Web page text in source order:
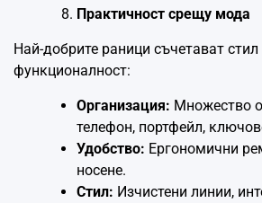
Практичност срещу мода
Най-добрите раници съчетават стил
функционалност:
Организация: Множество
телефон, портфейл,
Удобство: Ергономични
носене.
Стил: Изчистени линии,